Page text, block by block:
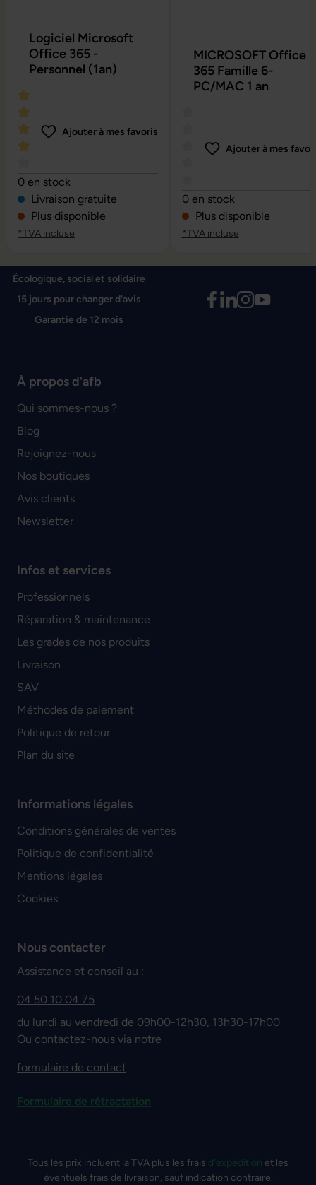
Logiciel Microsoft
Office 365 -
Personnel (1an)
Note moyenne de 4 sur 5 étoiles
Ajouter à mes favoris
0 en stock
Livraison gratuite
Plus disponible
*TVA incluse
MICROSOFT Office
365 Famille 6-
PC/MAC 1 an
Note moyenne de 0 sur 5
Ajouter à mes
0 en stock
Plus disponible
*TVA incluse
Écologique, social et solidaire
15 jours pour changer d'avis
Garantie de 12 mois
À propos d'afb
Qui sommes-nous ?
Blog
Rejoignez-nous
Nos boutiques
Avis clients
Newsletter
Infos et services
Professionnels
Réparation & maintenance
Les grades de nos produits
Livraison
SAV
Méthodes de paiement
Politique de retour
Plan du site
Informations légales
Conditions générales de ventes
Politique de confidentialité
Mentions légales
Cookies
Nous contacter
Assistance et conseil au :
04 50 10 04 75
du lundi au vendredi de 09h00-12h30, 13h30-17h00
Ou contactez-nous via notre
formulaire de contact
Formulaire de rétractation
Tous les prix incluent la TVA plus les frais d'expédition et les
éventuels frais de livraison, sauf indication contraire.